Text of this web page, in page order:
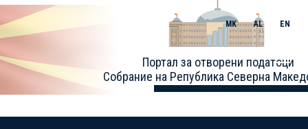
Портал за отворени податоци
Собрание на Република Северна
MK AL EN
Toggle